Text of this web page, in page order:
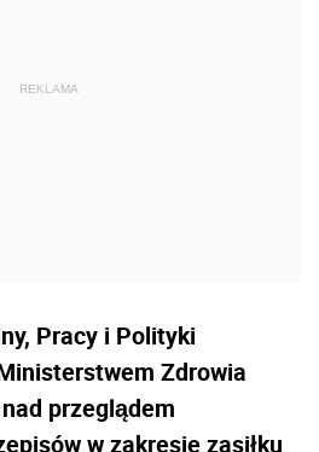
Pracy i Polityki
Zdrowia
przeglądem
w zakresie zasiłku